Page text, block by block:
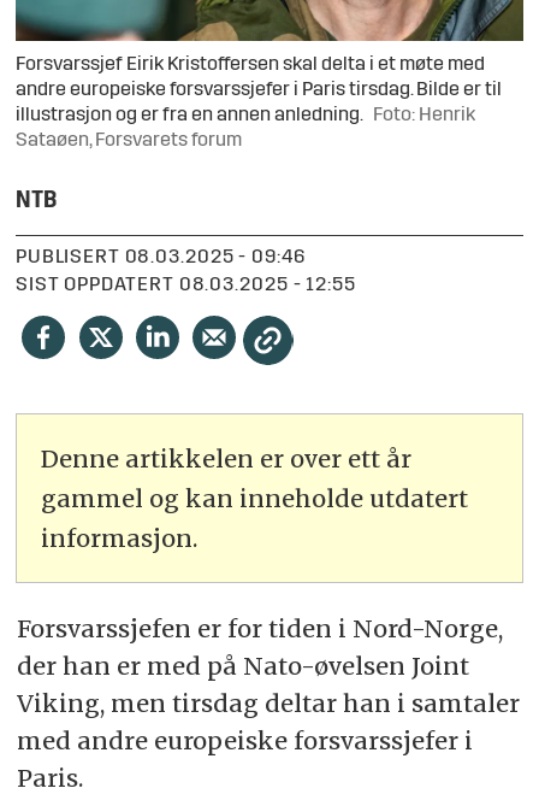
Forsvarssjef Eirik Kristoffersen skal delta i et møte med
andre europeiske forsvarssjefer i Paris tirsdag. Bilde er til
illustrasjon og er fra en annen anledning.
Foto: Henrik
Sataøen, Forsvarets forum
NTB
PUBLISERT
08.03.2025 - 09:46
SIST OPPDATERT
08.03.2025 - 12:55
Denne artikkelen er over ett år
gammel og kan inneholde utdatert
informasjon.
Forsvarssjefen er for tiden i Nord-Norge,
der han er med på Nato-øvelsen Joint
Viking, men tirsdag deltar han i samtaler
med andre europeiske forsvarssjefer i
Paris.